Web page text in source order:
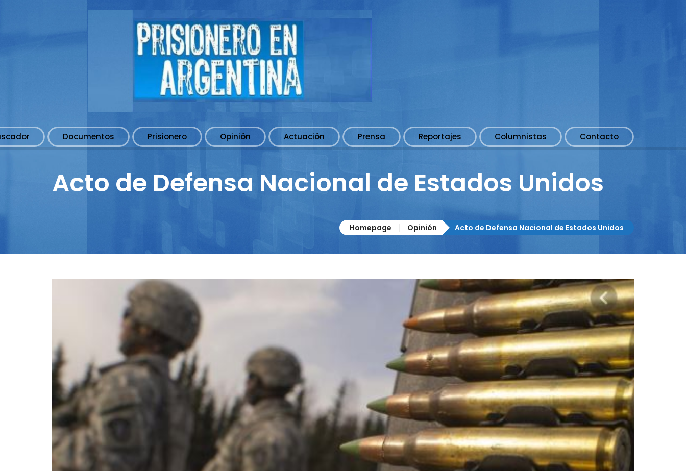
Documentos Prisionero Opinión Actuación Prensa Reportajes Columnistas Contacto
Acto de Defensa Nacional de Estados Unidos
Homepage Opinión Acto de Defensa Nacional de Estados Unidos